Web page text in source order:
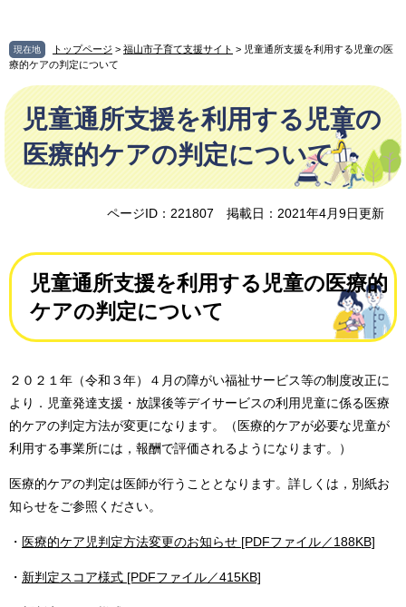
ジ
の
頭
。
ュ
ー
飛
て
本
現在地 トップページ > 福山市子育て支援サイト > 児童通所支援を利用する児童の医
療的ケアの判定について
本
文
児童通所支援を利用する児童の
医療的ケアの判定について
ページID：221807 掲載日：2021年4月9日更新
児童通所支援を利用する児童の医療的
ケアの判定について
２０２１年（令和３年）４月の障がい福祉サービス等の制度改正に
より．児童発達支援・放課後等デイサービスの利用児童に係る医療
的ケアの判定方法が変更になります。（医療的ケアが必要な児童が
利用する事業所には，報酬で評価されるようになります。）
医療的ケアの判定は医師が行うこととなります。詳しくは，別紙お
知らせをご参照ください。
・ 医療的ケア児判定方法変更のお知らせ [PDFファイル／188KB]
・ 新判定スコア様式 [PDFファイル／415KB]